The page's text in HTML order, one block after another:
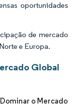
oportunidades
de mercado
e Europa.
Global
o Mercado